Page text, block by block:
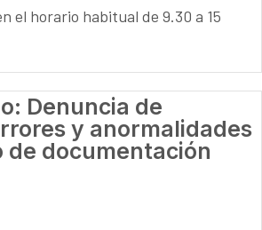
el horario habitual de 9.30 a 15
Denuncia de
y anormalidades
de documentación